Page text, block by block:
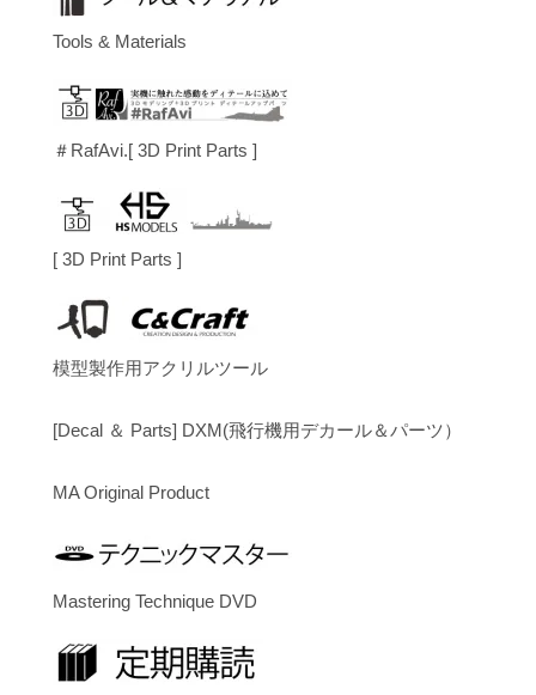
Tools & Materials
＃RafAvi.[ 3D Print Parts ]
[ 3D Print Parts ]
模型製作用アクリルツール
[Decal ＆ Parts] DXM(飛行機用デカール＆パーツ）
MA Original Product
Mastering Technique DVD